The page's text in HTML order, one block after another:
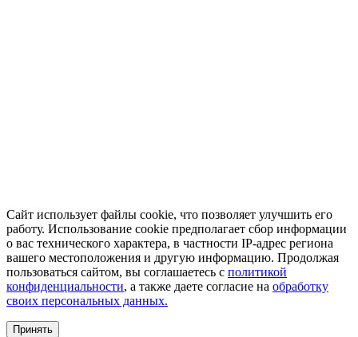
Сайт использует файлы cookie, что позволяет улучшить его
работу. Использование cookie предполагает сбор информации
о вас технического характера, в частности IP-адрес региона
вашего местоположения и другую информацию. Продолжая
пользоваться сайтом, вы соглашаетесь с политикой
конфиденциальности, а также даете согласие на обработку
своих персональных данных.
Принять